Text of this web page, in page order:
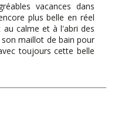
vacances dans
plus belle en réel
calme et à l'abri des
maillot de bain pour
toujours cette belle